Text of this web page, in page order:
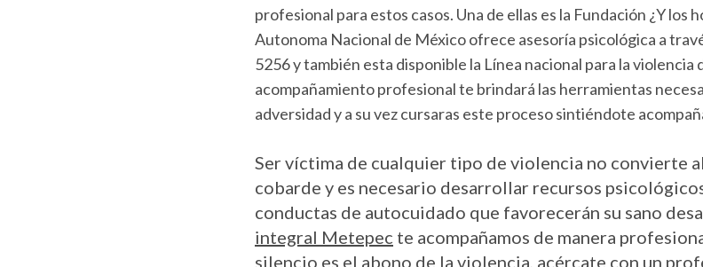
profesional para estos casos. Una de ellas es la Fundación ¿Y los
Autonoma Nacional de México ofrece asesoría psicológica a
5256 y también esta disponible la Línea nacional para la violencia
acompañamiento profesional te brindará las herramientas
adversidad y a su vez cursaras este proceso sintiéndote
Ser víctima de cualquier tipo de violencia no convierte
cobarde y es necesario desarrollar recursos
conductas de autocuidado que favorecerán su sano
integral Metepec te acompañamos de manera
silencio es el abono de la violencia, acércate con un